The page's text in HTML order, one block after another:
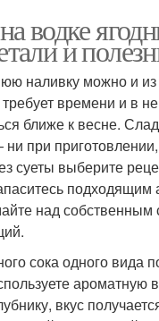
водке
и
наливку можно и
времени и в
ближе к весне.
при
суеты выберите
подходящим
над собственным
сока одного вида
ароматную
вкус